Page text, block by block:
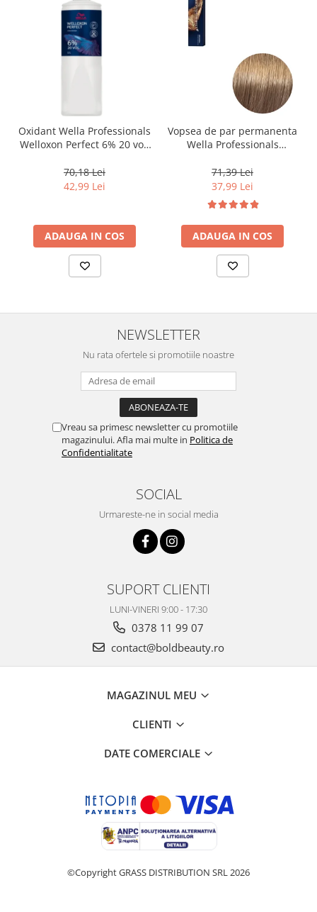
Oxidant Wella Professionals
Welloxon Perfect 6% 20 vol,
70,18 Lei
42,99 Lei
ADAUGA IN COS
Vopsea de par permanenta
Wella Professionals
Blond Deschis Natural, 60
ml
71,39 Lei
37,99 Lei
ADAUGA IN COS
NEWSLETTER
Nu rata ofertele si promotiile noastre
Vreau sa primesc newsletter cu promotiile
magazinului. Afla mai multe in Politica de
Confidentialitate
SOCIAL
Urmareste-ne in social media
SUPORT CLIENTI
LUNI-VINERI 9:00 - 17:30
0378 11 99 07
contact@boldbeauty.ro
MAGAZINUL MEU
CLIENTI
DATE COMERCIALE
©Copyright GRASS DISTRIBUTION SRL 2026